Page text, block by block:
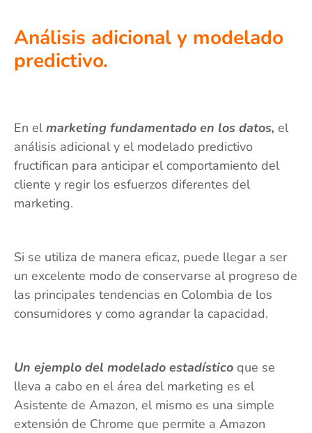
Análisis adicional y modelado
predictivo.
En elmarketing fundamentado en los datos, el
análisis adicional y el modelado predictivo
fructifican para anticipar el comportamiento del
cliente y regir los esfuerzos diferentes del
marketing.
Si se utiliza de manera eficaz, puede llegar a ser
un excelente modo de conservarse al progreso de
las principales tendencias en Colombia de los
consumidores y como agrandar la capacidad.
Un ejemplo del modelado estadístico que se
lleva a cabo en el área del marketing es el
Asistente de Amazon, el mismo es una simple
extensión de Chrome que permite a Amazon